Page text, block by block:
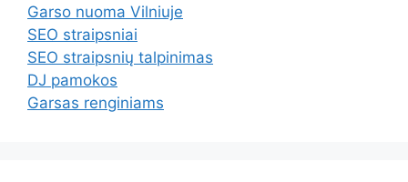
Garso nuoma Vilniuje
SEO straipsniai
SEO straipsnių talpinimas
DJ pamokos
Garsas renginiams